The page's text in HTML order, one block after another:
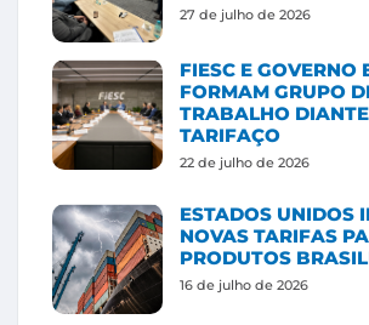
27 de julho de 2026
FIESC E GOVERNO
FORMAM GRUPO
TRABALHO
TARIFAÇO
22 de julho de 2026
ESTADOS UNIDOS
NOVAS TARIFAS
PRODUTOS
16 de julho de 2026